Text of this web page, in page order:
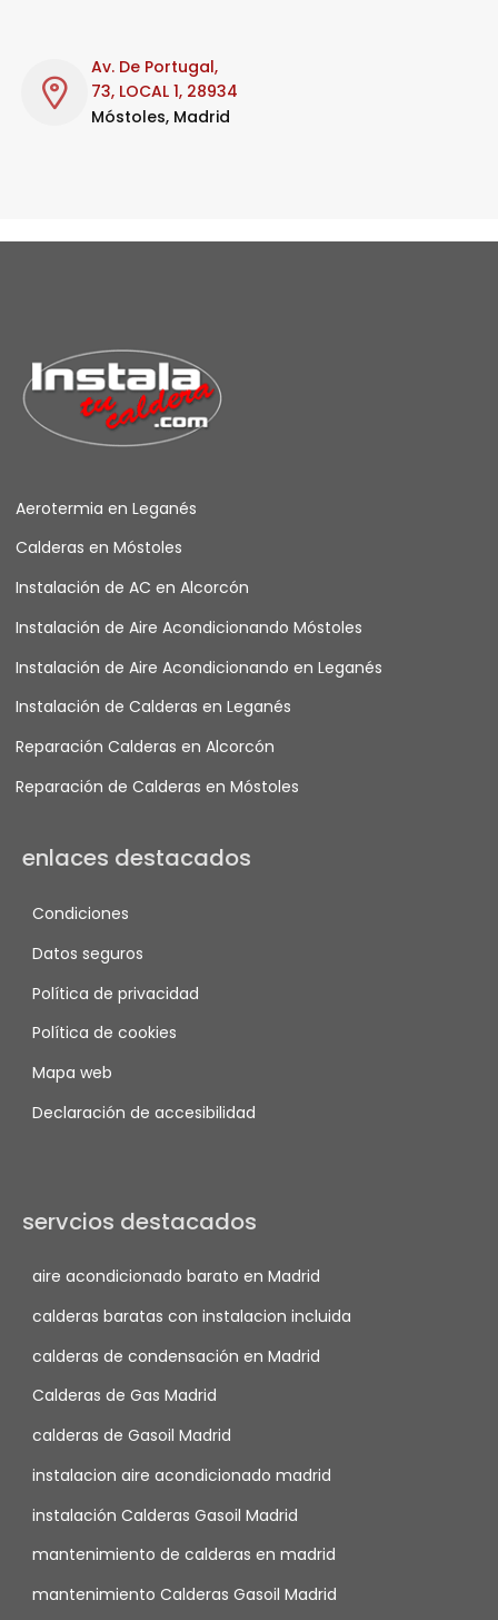
Av. De Portugal,
73, LOCAL 1, 28934
Móstoles, Madrid
Aerotermia en Leganés
Calderas en Móstoles
Instalación de AC en Alcorcón
Instalación de Aire Acondicionando Móstoles
Instalación de Aire Acondicionando en Leganés
Instalación de Calderas en Leganés
Reparación Calderas en Alcorcón
Reparación de Calderas en Móstoles
enlaces destacados
Condiciones
Datos seguros
Política de privacidad
Política de cookies
Mapa web
Declaración de accesibilidad
servcios destacados
aire acondicionado barato en Madrid
calderas baratas con instalacion incluida
calderas de condensación en Madrid
Calderas de Gas Madrid
calderas de Gasoil Madrid
instalacion aire acondicionado madrid
instalación Calderas Gasoil Madrid
mantenimiento de calderas en madrid
mantenimiento Calderas Gasoil Madrid